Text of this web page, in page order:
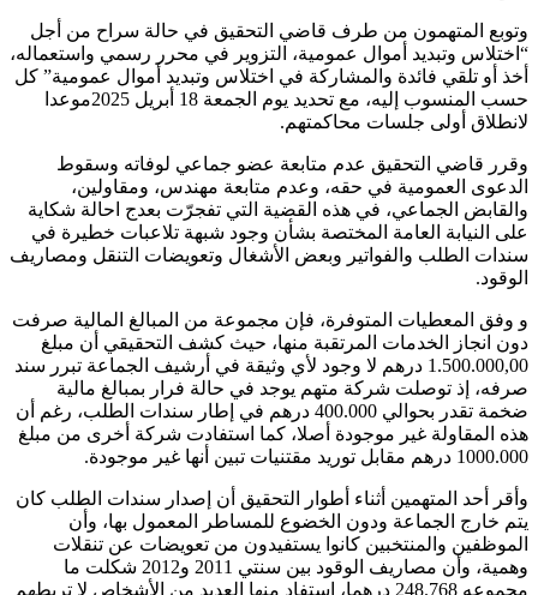
وتوبع المتهمون من طرف قاضي التحقيق في حالة سراح من أجل
“اختلاس وتبديد أموال عمومية، التزوير في محرر رسمي واستعماله،
أخذ أو تلقي فائدة والمشاركة في اختلاس وتبديد أموال عمومية” كل
حسب المنسوب إليه، مع تحديد يوم الجمعة 18 أبريل 2025موعدا
لانطلاق أولى جلسات محاكمتهم.
وقرر قاضي التحقيق عدم متابعة عضو جماعي لوفاته وسقوط
الدعوى العمومية في حقه، وعدم متابعة مهندس، ومقاولين،
والقابض الجماعي، في هذه القضية التي تفجرّت بعدج احالة شكاية
على النيابة العامة المختصة بشأن وجود شبهة تلاعبات خطيرة في
سندات الطلب والفواتير وبعض الأشغال وتعويضات التنقل ومصاريف
الوقود.
و وفق المعطيات المتوفرة، فإن مجموعة من المبالغ المالية صرفت
دون انجاز الخدمات المرتقبة منها، حيث كشف التحقيقي أن مبلغ
1.500.000,00 درهم لا وجود لأي وثيقة في أرشيف الجماعة تبرر سند
صرفه، إذ توصلت شركة متهم يوجد في حالة فرار بمبالغ مالية
ضخمة تقدر بحوالي 400.000 درهم في إطار سندات الطلب، رغم أن
هذه المقاولة غير موجودة أصلا، كما استفادت شركة أخرى من مبلغ
1000.000 درهم مقابل توريد مقتنيات تبين أنها غير موجودة.
وأقر أحد المتهمين أثناء أطوار التحقيق أن إصدار سندات الطلب كان
يتم خارج الجماعة ودون الخضوع للمساطر المعمول بها، وأن
الموظفين والمنتخبين كانوا يستفيدون من تعويضات عن تنقلات
وهمية، وأن مصاريف الوقود بين سنتي 2011 و2012 شكلت ما
مجموعه 248.768 درهما، استفاد منها العديد من الأشخاص لا تربطهم